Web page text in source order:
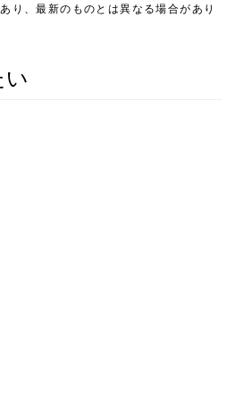
り、最新のものとは異なる場合があり